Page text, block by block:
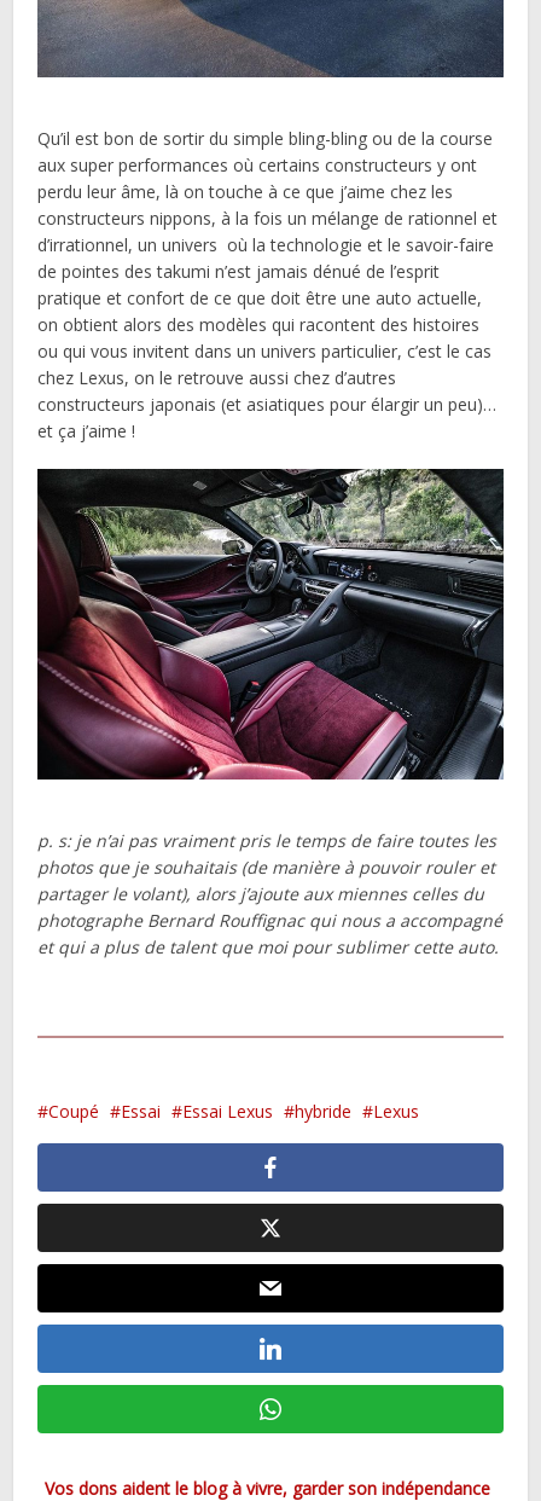
Qu’il est bon de sortir du simple bling-bling ou de la course
aux super performances où certains constructeurs y ont
perdu leur âme, là on touche à ce que j’aime chez les
constructeurs nippons, à la fois un mélange de rationnel et
d’irrationnel, un univers où la technologie et le savoir-faire
de pointes des takumi n’est jamais dénué de l’esprit
pratique et confort de ce que doit être une auto actuelle,
on obtient alors des modèles qui racontent des histoires
ou qui vous invitent dans un univers particulier, c’est le cas
chez Lexus, on le retrouve aussi chez d’autres
constructeurs japonais (et asiatiques pour élargir un peu)…
et ça j’aime !
p. s: je n’ai pas vraiment pris le temps de faire toutes les
photos que je souhaitais (de manière à pouvoir rouler et
partager le volant), alors j’ajoute aux miennes celles du
photographe Bernard Rouffignac qui nous a accompagné
et qui a plus de talent que moi pour sublimer cette auto.
Coupé Essai Essai Lexus hybride Lexus
Vos dons aident le blog à vivre, garder son indépendance